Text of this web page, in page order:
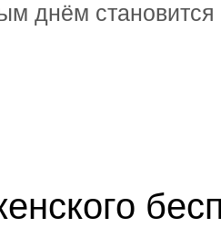
днём становится